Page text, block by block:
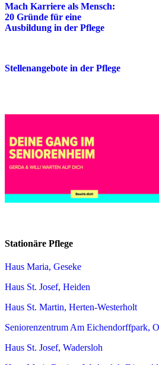
Mach Karriere als Mensch:
20 Gründe für eine
Ausbildung in der Pflege
Stellenangebote in der Pflege
Stationäre Pflege
Haus Maria, Geseke
Haus St. Josef, Heiden
Haus St. Martin, Herten-Westerholt
Seniorenzentrum Am Eichendorffpark,
Haus St. Josef, Wadersloh